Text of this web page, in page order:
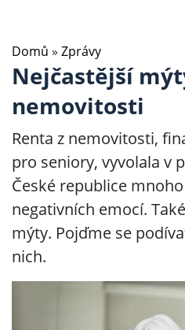
Domů » Zprávy
Nejčastější
nemovitosti
Renta z nemovitosti,
pro seniory, vyvolala v
České republice
negativních emocí.
mýty. Pojďme se
nich.